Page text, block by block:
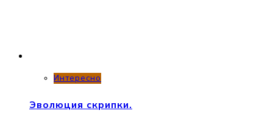
Интересно
Эволюция скрипки.